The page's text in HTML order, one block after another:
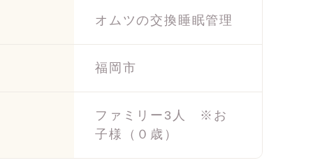
オムツの交換睡眠管理
福岡市
ファミリー3人 ※お
子様（０歳）